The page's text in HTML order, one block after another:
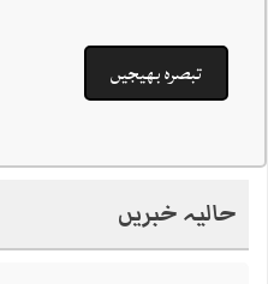
حالیہ خبریں